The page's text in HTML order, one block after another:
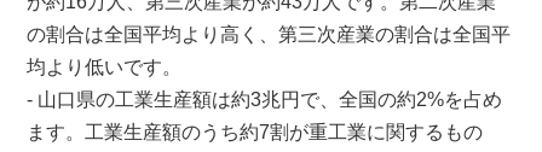
の割合は全国平均より高く、第三次産業の割合は全国平
均より低いです。
- 山口県の工業生産額は約3兆円で、全国の約2%を占め
ます。工業生産額のうち約7割が重工業に関するもの